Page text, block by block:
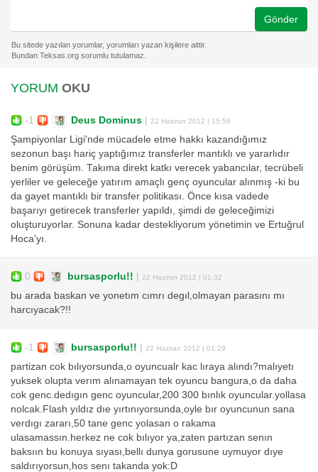
Gönder
YORUM OKU
-1 Deus Dominus | 22 Haziran 2012 | 15:56
Şampiyonlar Ligi'nde mücadele etme hakkı kazandığımız
sezonun başı hariç yaptığımız transferler mantıklı ve yararlıdır
benim görüşüm. Takıma direkt katkı verecek yabancılar, tecrübeli
yerliler ve geleceğe yatırım amaçlı genç oyuncular alınmış -ki bu
da gayet mantıklı bir transfer politikası. Önce kısa vadede
başarıyı getirecek transferler yapıldı, şimdi de geleceğimizi
oluşturuyorlar. Sonuna kadar destekliyorum yönetimin ve Ertuğrul
Hoca'yı.
0 bursasporlu!! | 22 Haziran 2012 | 01:32
bu arada baskan ve yonetım cımrı degıl,olmayan parasını mı
harcıyacak?!!
-1 bursasporlu!! | 22 Haziran 2012 | 01:29
partizan cok bılıyorsunda,o oyuncualr kac lıraya alındı?malıyetı
yuksek olupta verım alınamayan tek oyuncu bangura,o da daha
cok genc.dedıgın genc oyuncular,200 300 bınlık oyuncular.yollasa
nolcak.Flash yıldız dıe yırtınıyorsunda,oyle bır oyuncunun sana
verdıgı zararı,50 tane genc yolasan o rakama
ulasamassın.herkez ne cok bılıyor ya,zaten partızan senın
baksıın bu konuya sıyası,bellı dunya gorusune uymuyor dıye
saldırıyorsun,hos senı takanda yok:D